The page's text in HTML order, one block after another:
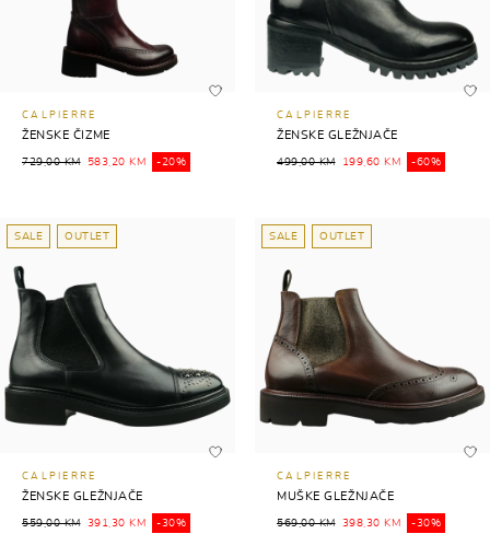
CALPIERRE
ŽENSKE ČIZME
729,00 KM 583,20 KM -20%
CALPIERRE
ŽENSKE GLEŽNJAČE
499,00 KM 199,60 KM -60%
SALE OUTLET
CALPIERRE
ŽENSKE GLEŽNJAČE
559,00 KM 391,30 KM -30%
SALE OUTLET
CALPIERRE
MUŠKE GLEŽNJAČE
569,00 KM 398,30 KM -30%